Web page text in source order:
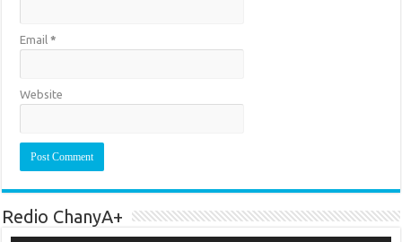
Email*
Website
Redio ChanyA+